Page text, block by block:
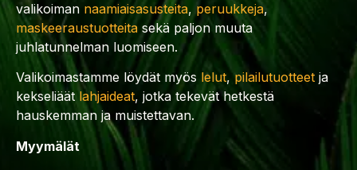
valikoiman naamiaisasusteita, peruukkeja,
maskeeraustuotteita sekä paljon muuta
juhlatunnelman luomiseen.
Valikoimastamme löydät myös lelut,pilailutuotteet ja
kekseliäät lahjaideat, jotka tekevät hetkestä
hauskemman ja muistettavan.
Myymälät